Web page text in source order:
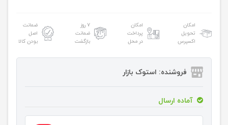
امکان
تحویل
اکسپرس
امکان
پرداخت
در محل
۷ روز
ضمانت
بازگشت
ضمانت
اصل
بودن کالا
فروشنده: استوک بازار
آماده ارسال